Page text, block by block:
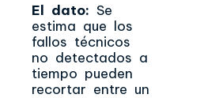
El dato: Se
estima que los
fallos técnicos
no detectados a
tiempo pueden
recortar entre un